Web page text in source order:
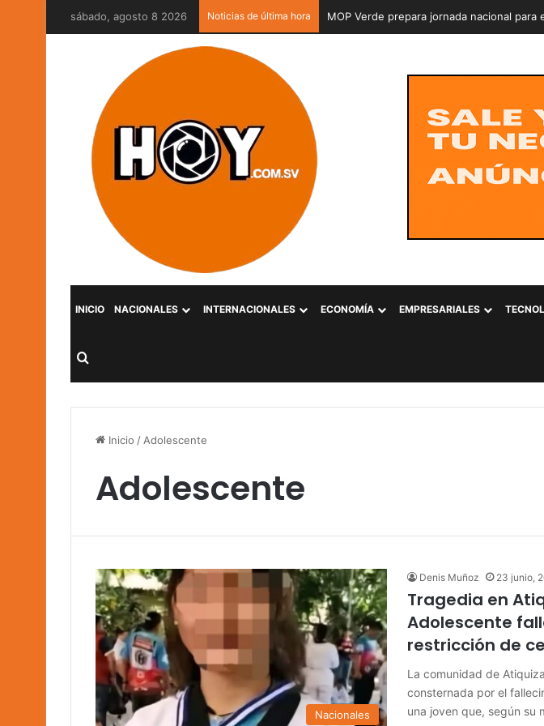
sábado, agosto 8 2026 Noticias de última hora MOP Verde prepara jornada nacional
INICIO NACIONALES INTERNACIONALES ECONOMÍA EMPRESARIALES
Buscar por
Inicio / Adolescente
Adolescente
Nacionales
Denis Muñoz 23 junio,
Tragedia en
Adolescente
restricción de
La comunidad de
consternada por el
una joven que, según su